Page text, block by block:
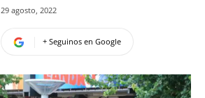
29 agosto, 2022
+ Seguinos en Google